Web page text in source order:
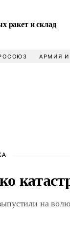
ракет и склад
АРМИЯ
на